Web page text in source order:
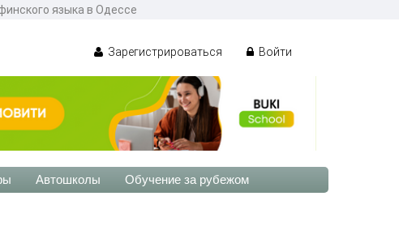
языка в Одессе
Зарегистрироваться Войти
Автошколы Обучение за рубежом